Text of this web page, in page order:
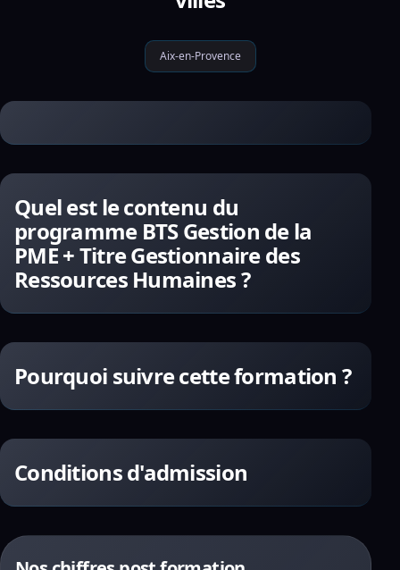
Aix-en-Provence
Quel est le contenu du
programme BTS Gestion de la
PME + Titre Gestionnaire des
Ressources Humaines ?
Pourquoi suivre cette formation ?
Conditions d'admission